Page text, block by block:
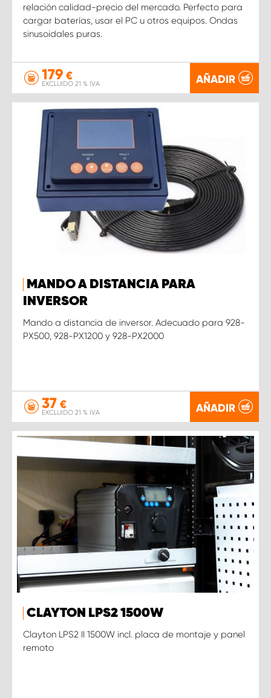
relación calidad-precio del mercado. Perfecto para
cargar baterías, usar el PC u otros equipos. Ondas
sinusoidales puras.
179 €
EXCLUIDO 21 % IVA AÑADIR
MANDO A DISTANCIA PARA
INVERSOR
Mando a distancia de inversor. Adecuado para 928-
PX500, 928-PX1200 y 928-PX2000
37 €
EXCLUIDO 21 % IVA AÑADIR
CLAYTON LPS2 1500W
Clayton LPS2 II 1500W incl. placa de montaje y panel
remoto